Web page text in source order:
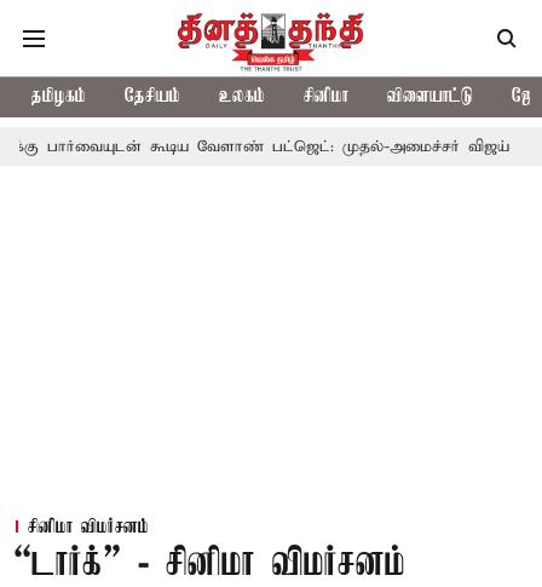
தமிழகம் தேசியம் உலகம் சினிமா விளையாட்டு
கூடிய வேளாண் பட்ஜெட்: முதல்-அமைச்சர் விஜய் தமிழக
சினிமா விமர்சனம்
“டார்க்” - சினிமா விமர்சனம்